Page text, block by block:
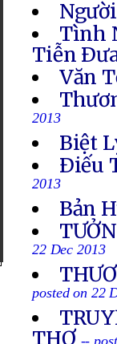
Tình
Tiễn
Văn
2013
Biệt
Ðiếu
2013
Bản
22 Dec 2013
posted on 22
THƠ --